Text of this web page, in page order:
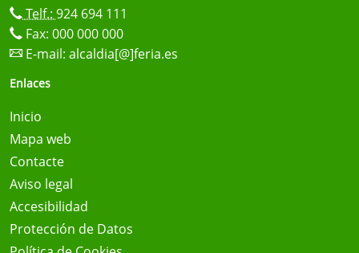
Telf.: 924 694 111
Fax: 000 000 000
E-mail: alcaldia[@]feria.es
Enlaces
Inicio
Mapa web
Contacte
Aviso legal
Accesibilidad
Protección de Datos